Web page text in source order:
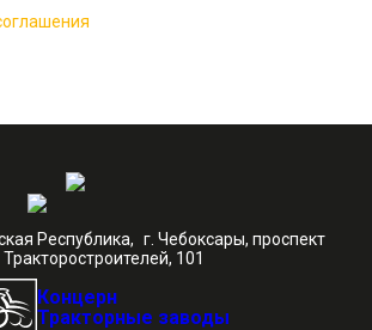
Республика, г. Чебоксары, проспект
Тракторостроителей, 101
Концерн
Тракторные заводы